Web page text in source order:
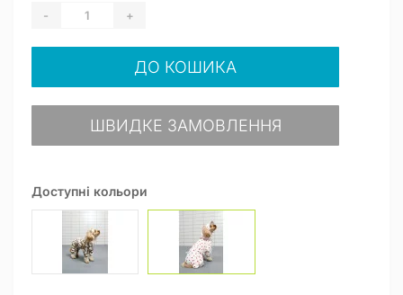
Доступні кольори
- +
ДО КОШИКА
ШВИДКЕ ЗАМОВЛЕННЯ